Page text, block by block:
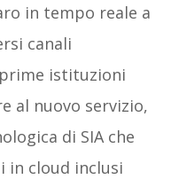
in tempo reale a
canali
istituzioni
al nuovo servizio,
di SIA che
in cloud inclusi